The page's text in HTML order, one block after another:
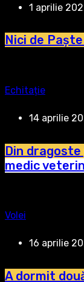
1 aprilie
Nici de
Echitație
14 aprilie
Din
medic
Volei
16 aprilie
A dormit